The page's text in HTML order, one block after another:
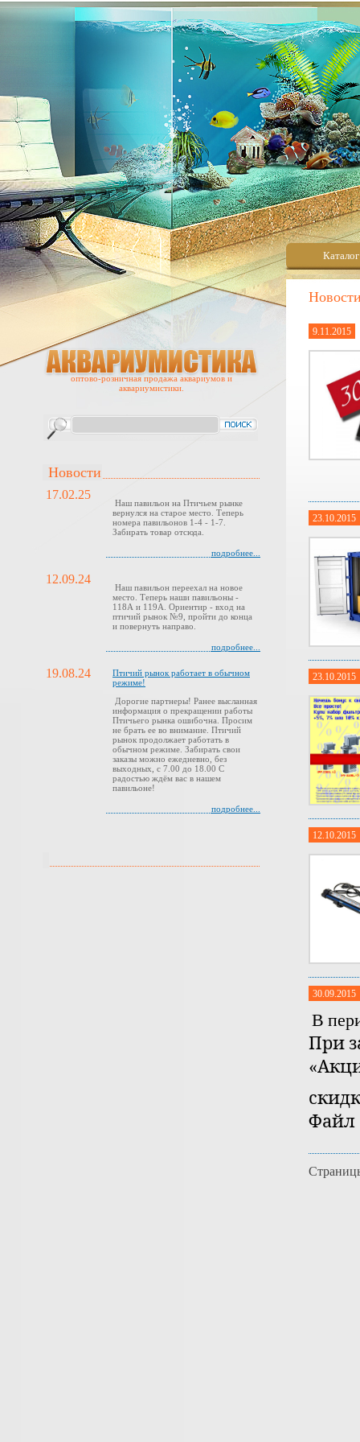
Каталог
9.11.2015
23.10.2015
23.10.2015
12.10.2015
30.09.2015
В
При
Файл
оптово-розничная продажа аквариумов и
аквариумистики.
Новости
17.02.25
Наш павильон на Птичьем рынке
вернулся на старое место. Теперь
номера павильонов 1-4 - 1-7.
Забирать товар отсюда.
подробнее...
12.09.24
Наш павильон переехал на новое
место. Теперь наши павильоны -
118А и 119А. Ориентир - вход на
птичий рынок №9, пройти до конца
и повернуть направо.
подробнее...
19.08.24
Птичий рынок работает в обычном
режиме!
Дорогие партнеры! Ранее высланная
информация о прекращении работы
Птичьего рынка ошибочна. Просим
не брать ее во внимание. Птичий
рынок продолжает работать в
обычном режиме. Забирать свои
заказы можно ежедневно, без
выходных, с 7.00 до 18.00 С
радостью ждём вас в нашем
павильоне!
подробнее...